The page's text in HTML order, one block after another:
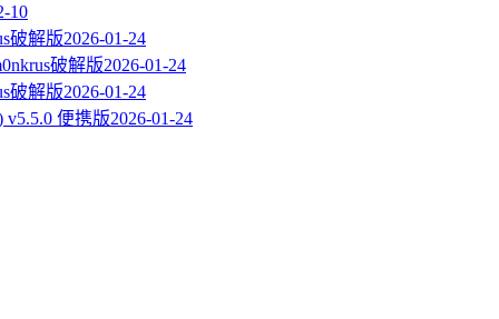
10
破解版2026-01-24
破解版2026-01-24
破解版2026-01-24
v5.5.0 便携版2026-01-24